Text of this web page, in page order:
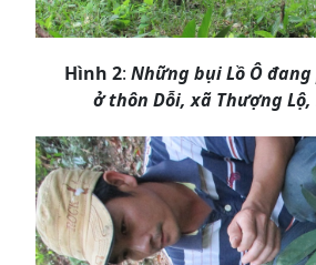
Hình 2: Những bụi Lồ Ô
ở thôn Dỗi, xã Thượng